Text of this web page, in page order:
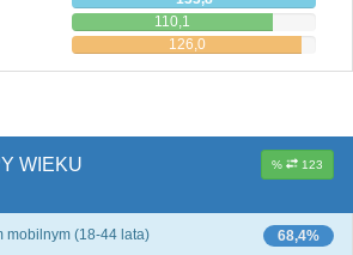
110,1
126,0
% 123
WIEKU
68,4%
mobilnym (18-44 lata)